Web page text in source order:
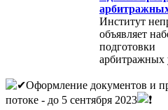
Институт
объявляет
подготовки
Оформление документов и
потоке - до 5 сентября 2023